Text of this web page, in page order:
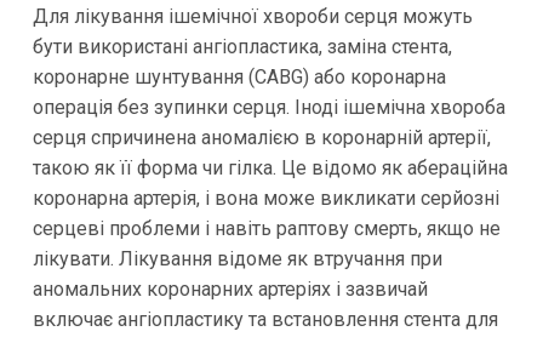
Для лікування ішемічної хвороби серця можуть
бути використані ангіопластика, заміна стента,
коронарне шунтування (CABG) або коронарна
операція без зупинки серця. Іноді ішемічна хвороба
серця спричинена аномалією в коронарній артерії,
такою як її форма чи гілка. Це відомо як абераційна
коронарна артерія, і вона може викликати серйозні
серцеві проблеми і навіть раптову смерть, якщо не
лікувати. Лікування відоме як втручання при
аномальних коронарних артеріях і зазвичай
включає ангіопластику та встановлення стента для